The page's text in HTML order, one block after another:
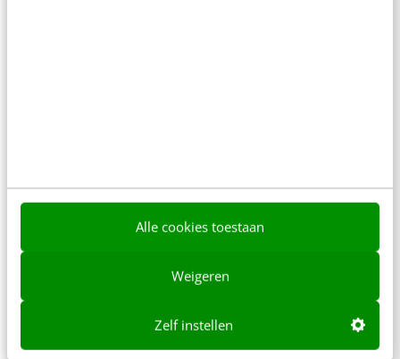
Alle cookies toestaan
Weigeren
Zelf instellen
Met SBS gaat het nog niet goed. Dat is altijd
reden voor malheur die onder meer
Adformatie
tweede scherm kan de combinatie haar
krachten tonen. Dat moet wel worden ingebed
in de samenwerking.